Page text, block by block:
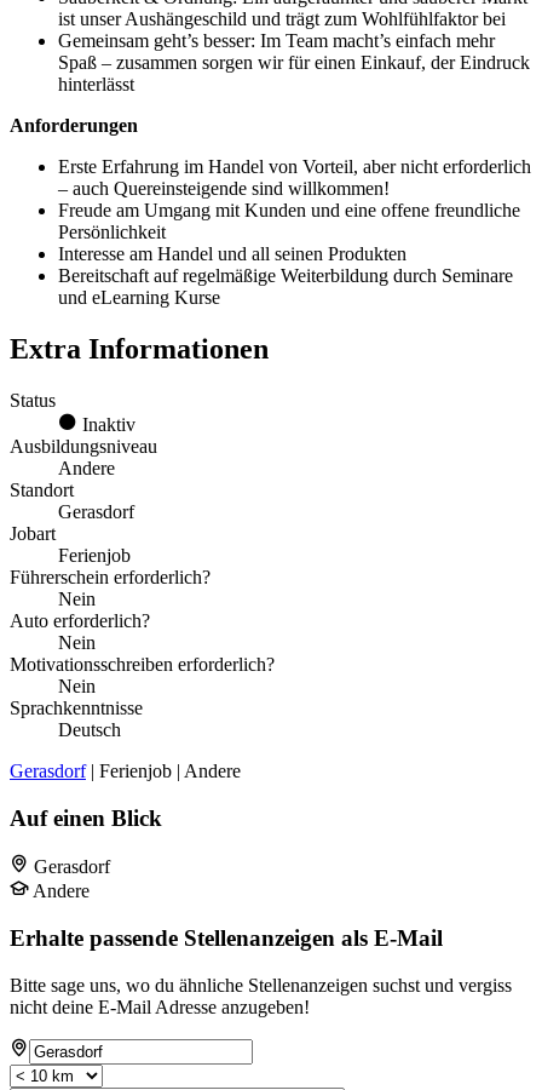
ist unser Aushängeschild und trägt zum Wohlfühlfaktor bei
Gemeinsam geht’s besser: Im Team macht’s einfach mehr
Spaß – zusammen sorgen wir für einen Einkauf, der Eindruck
hinterlässt
Anforderungen
Erste Erfahrung im Handel von Vorteil, aber nicht erforderlich
– auch Quereinsteigende sind willkommen!
Freude am Umgang mit Kunden und eine offene freundliche
Persönlichkeit
Interesse am Handel und all seinen Produkten
Bereitschaft auf regelmäßige Weiterbildung durch Seminare
und eLearning Kurse
Extra Informationen
Status
Inaktiv
Ausbildungsniveau
Andere
Standort
Gerasdorf
Jobart
Ferienjob
Führerschein erforderlich?
Nein
Auto erforderlich?
Nein
Motivationsschreiben erforderlich?
Nein
Sprachkenntnisse
Deutsch
Gerasdorf| Ferienjob | Andere
Auf einen Blick
Gerasdorf
Andere
Erhalte passende Stellenanzeigen als E-Mail
Bitte sage uns, wo du ähnliche Stellenanzeigen suchst und vergiss
nicht deine E-Mail Adresse anzugeben!